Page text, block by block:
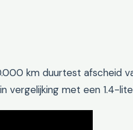
km duurtest afscheid
vergelijking met een 1.4-